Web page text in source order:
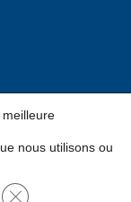
nous utilisons ou
Fermer la bannière